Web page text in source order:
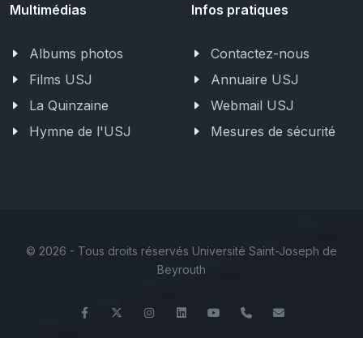
Multimédias
Albums photos
Films USJ
La Quinzaine
Hymne de l'USJ
Infos pratiques
Contactez-nous
Annuaire USJ
Webmail USJ
Mesures de sécurité
© 2026 - Tous droits réservés Université Saint-Joseph de
Beyrouth
FacebookTwitter InstagramLinkedInYouTube+961 (1) 421 586